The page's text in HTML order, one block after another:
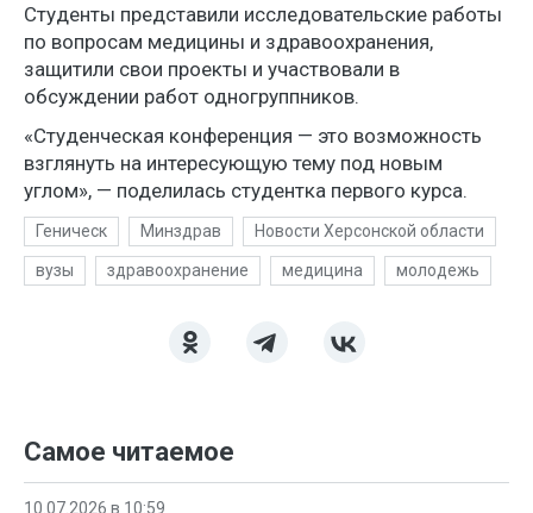
Студенты представили исследовательские работы
по вопросам медицины и здравоохранения,
защитили свои проекты и участвовали в
обсуждении работ одногруппников.
«Студенческая конференция — это возможность
взглянуть на интересующую тему под новым
углом», — поделилась студентка первого курса.
Геническ Минздрав Новости Херсонской области
вузы здравоохранение медицина молодежь
Самое читаемое
10.07.2026 в 10:59